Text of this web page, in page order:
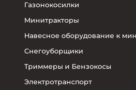
Газонокосилки
Минитракторы
Навесное оборудование к
Снегоуборщики
Триммеры и Бензокосы
Электротранспорт